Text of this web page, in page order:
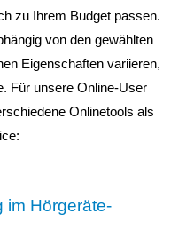
zu Ihrem Budget passen.
von den gewählten
Eigenschaften variieren,
Für unsere Online-User
Onlinetools als
im Hörgeräte-